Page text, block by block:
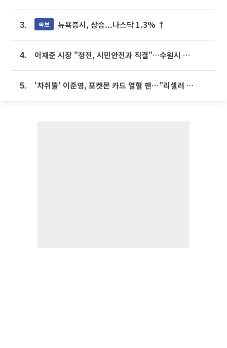
3. 속보 뉴욕증시, 상승...나스닥 1.3% ↑
4. 이재준 시장 "정전, 시민안전과 직결"…수원시 비상대응체계 가동
5. '차쥐뿔' 이준영, 포켓몬 카드 열혈 팬⋯"리셀러 처단할 것"